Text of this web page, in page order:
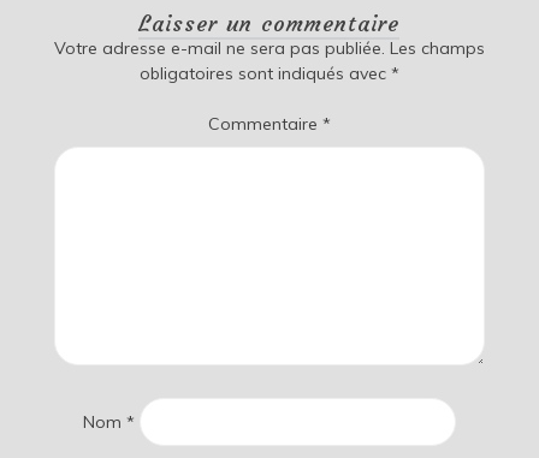
Laisser un commentaire
Votre adresse e-mail ne sera pas publiée. Les champs
obligatoires sont indiqués avec *
Commentaire *
Nom *